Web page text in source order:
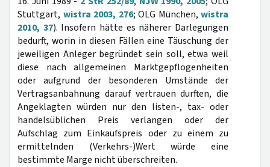
Stuttgart, wistra 2003, 276; OLG München, wistra
2010, 37). Insofern hätte es näherer Darlegungen
bedurft, worin in diesen Fällen eine Täuschung der
jeweiligen Anleger begründet sein soll, etwa weil
diese nach allgemeinen Marktgepflogenheiten
oder aufgrund der besonderen Umstände der
Vertragsanbahnung darauf vertrauen durften, die
Angeklagten würden nur den listen-, tax- oder
handelsüblichen Preis verlangen oder der
Aufschlag zum Einkaufspreis oder zu einem zu
ermittelnden (Verkehrs-)Wert würde eine
bestimmte Marge nicht überschreiten.